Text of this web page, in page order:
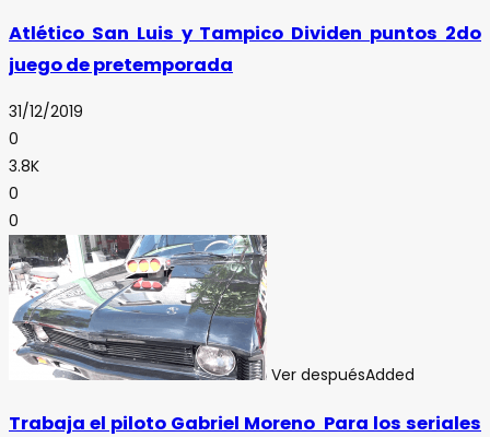
Atlético San Luis y Tampico Dividen puntos 2do
juego de pretemporada
31/12/2019
0
3.8K
0
0
Ver despuésAdded
Trabaja el piloto Gabriel Moreno Para los seriales